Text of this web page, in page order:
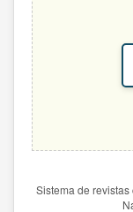
Sistema de